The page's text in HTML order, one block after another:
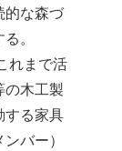
的な森づ
。
れまで活
の木工製
する家具
バー）